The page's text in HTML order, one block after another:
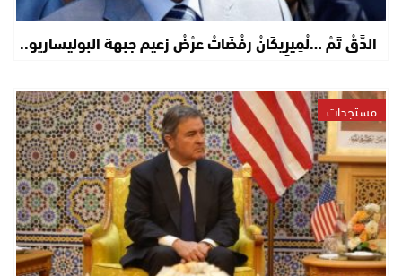
الدَّقْ تَمْ …لْمِيرِيكَانْ رَفْضَاتْ عرْضْ زعيم جبهة البوليساريو..
مستجدات